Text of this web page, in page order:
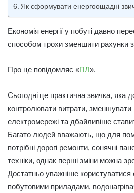
Як сформувати енергоощадні
Економія енергії у побуті давно
способом трохи зменшити рахунки
Про це повідомляє «ПЛ».
Сьогодні це практична звичка, яка
контролювати витрати,
електромережі та дбайливіше
Багато людей вважають, що для
потрібні дорогі ремонти, сонячні
техніки, однак перші зміни можна
Достатньо уважніше користуватися
побутовими приладами,